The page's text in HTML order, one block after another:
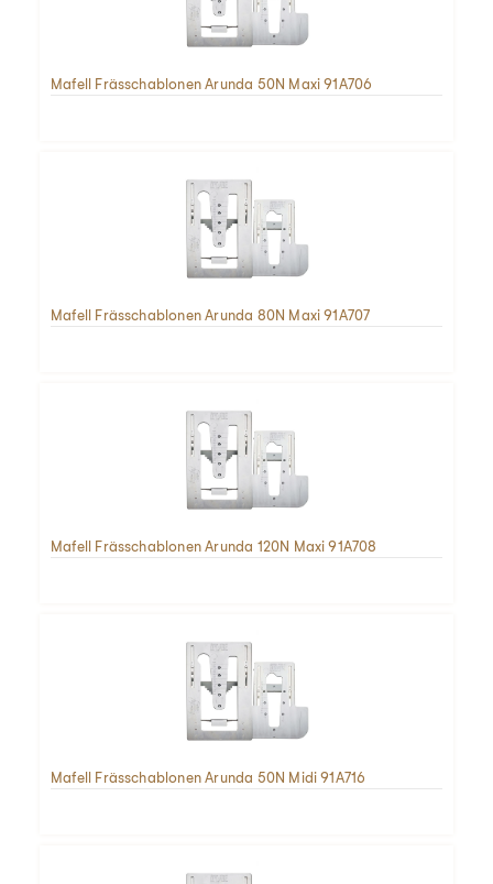
Mafell Frässchablonen Arunda 50N Maxi 91A706
Mafell Frässchablonen Arunda 80N Maxi 91A707
Mafell Frässchablonen Arunda 120N Maxi 91A708
Mafell Frässchablonen Arunda 50N Midi 91A716